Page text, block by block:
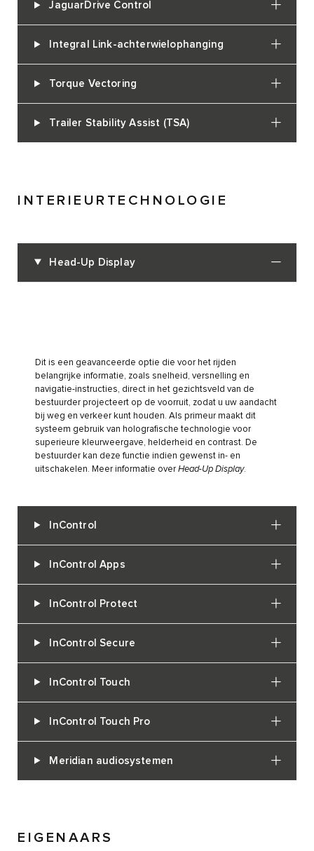
JaguarDrive Control
Integral Link-achterwielophanging
Torque Vectoring
Trailer Stability Assist (TSA)
INTERIEURTECHNOLOGIE
Head-Up Display
Dit is een geavanceerde optie die voor het rijden
belangrijke informatie, zoals snelheid, versnelling en
navigatie-instructies, direct in het gezichtsveld van de
bestuurder projecteert op de voorruit, zodat u uw aandacht
bij weg en verkeer kunt houden. Als primeur maakt dit
systeem gebruik van holografische technologie voor
superieure kleurweergave, helderheid en contrast. De
bestuurder kan deze functie indien gewenst in- en
uitschakelen. Meer informatie over Head-Up Display.
InControl
InControl Apps
InControl Protect
InControl Secure
InControl Touch
InControl Touch Pro
Meridian audiosystemen
EIGENAARS